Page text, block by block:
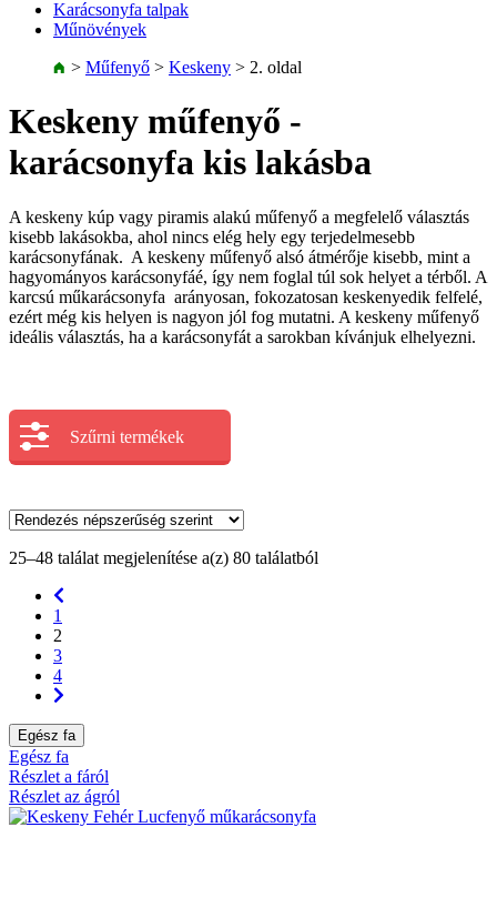
Karácsonyfa talpak
Műnövények
> Műfenyő > Keskeny > 2. oldal
Keskeny műfenyő -
karácsonyfa kis lakásba
A keskeny kúp vagy piramis alakú műfenyő a megfelelő választás
kisebb lakásokba, ahol nincs elég hely egy terjedelmesebb
karácsonyfának. A keskeny műfenyő alsó átmérője kisebb, mint a
hagyományos karácsonyfáé, így nem foglal túl sok helyet a térből. A
karcsú műkarácsonyfa arányosan, fokozatosan keskenyedik felfelé,
ezért még kis helyen is nagyon jól fog mutatni. A keskeny műfenyő
ideális választás, ha a karácsonyfát a sarokban kívánjuk elhelyezni.
Szűrni termékek
25–48 találat megjelenítése a(z) 80 találatból
1
2
3
4
Egész fa
Egész fa
Részlet a fáról
Részlet az ágról